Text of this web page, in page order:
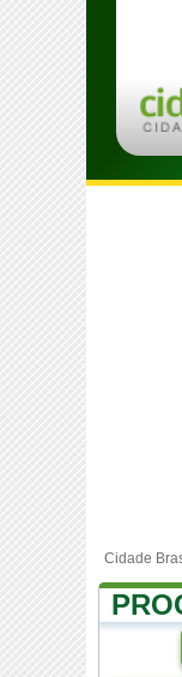
Cidade